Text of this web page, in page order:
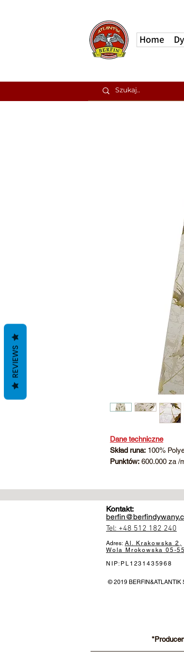
Home
Dane techniczne
Skład runa: 100%
Punktów: 600.000
Kontakt:
Tel: +48 512 182 240
Adres: Al. Krakowska 2,
Wola Mrokowska 05-
NIP:PL1231435968
© 2019 BERFIN&ATLANTIK
REVIEWS